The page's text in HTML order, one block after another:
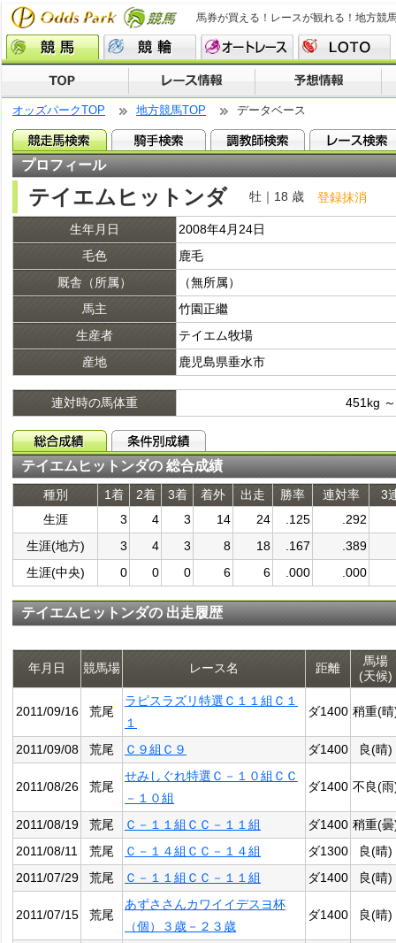
馬券が買える！レースが観れる！地方競
オッズパークTOP 地方競馬TOP データベース
プロフィール
テイエムヒットンダ 牡｜18 歳 登録抹消
生年月日
2008年4月24日
毛色
鹿毛
厩舎（所属）
（無所属）
馬主
竹園正繼
生産者
テイエム牧場
産地
鹿児島県垂水市
連対時の馬体重 451kg
テイエムヒットンダの 総合成績
種別 1着 2着 3着 着外 出走 勝率 連対率
3
生涯
3 4 3 14 24 .125
.292
生涯(地方)
3 4 3 8 18 .167
.389
生涯(中央)
0 0 0 6 6 .000 .000
テイエムヒットンダの 出走履歴
年月日 競馬場 レース名 距離
馬場
(天候)
2011/09/16 荒尾
ラピスラズリ特選Ｃ１１組Ｃ１
１
ダ1400 稍重(
2011/09/08 荒尾 Ｃ９組Ｃ９ ダ1400 良(晴)
2011/08/26 荒尾
せみしぐれ特選Ｃ－１０組ＣＣ
－１０組
ダ1400 不良(
2011/08/19 荒尾 Ｃ－１１組ＣＣ－１１組 ダ1400 稍重(
2011/08/11
荒尾 Ｃ－１４組ＣＣ－１４組 ダ1300
良(晴)
2011/07/29
荒尾 Ｃ－１１組ＣＣ－１１組 ダ1400 良(晴)
2011/07/15 荒尾
あずささんカワイイデスヨ杯
（個）３歳－２３歳
ダ1400 良(晴)